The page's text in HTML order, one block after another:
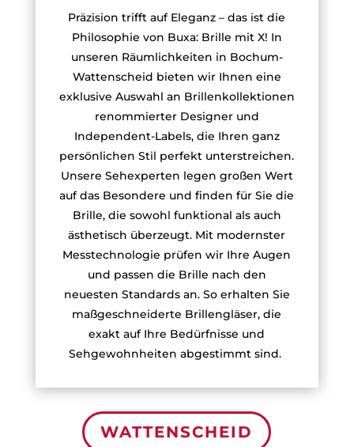
Präzision trifft auf Eleganz – das ist die
Philosophie von Buxa: Brille mit X! In
unseren Räumlichkeiten in Bochum-
Wattenscheid bieten wir Ihnen eine
exklusive Auswahl an Brillenkollektionen
renommierter Designer und
Independent-Labels, die Ihren ganz
persönlichen Stil perfekt unterstreichen.
Unsere Sehexperten legen großen Wert
auf das Besondere und finden für Sie die
Brille, die sowohl funktional als auch
ästhetisch überzeugt. Mit modernster
Messtechnologie prüfen wir Ihre Augen
und passen die Brille nach den
neuesten Standards an. So erhalten Sie
maßgeschneiderte Brillengläser, die
exakt auf Ihre Bedürfnisse und
Sehgewohnheiten abgestimmt sind.
WATTENSCHEID